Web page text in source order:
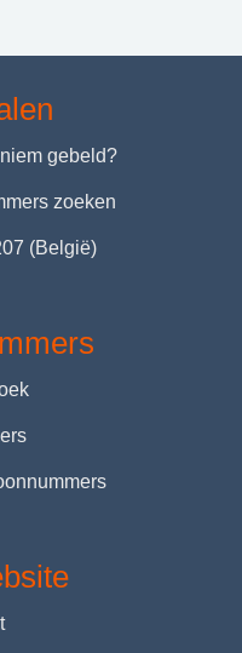
gebeld?
zoeken
(België)